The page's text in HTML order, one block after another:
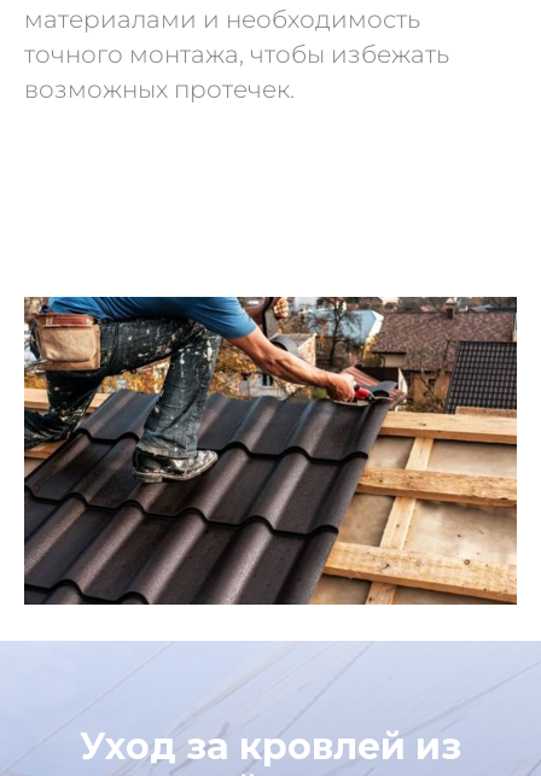
материалами и необходимость
точного монтажа, чтобы избежать
возможных протечек.
Уход за кровлей из